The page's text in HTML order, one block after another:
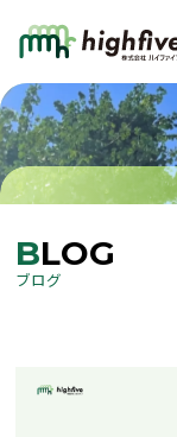
BLOG
ブログ